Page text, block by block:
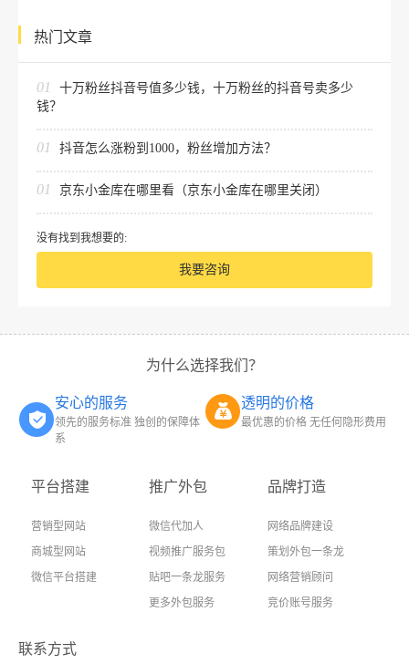
热门文章
01
十万粉丝抖音号值多少钱，十万粉丝的抖音号卖多少
钱？
01 抖音怎么涨粉到1000，粉丝增加方法？
01 京东小金库在哪里看（京东小金库在哪里关闭）
没有找到我想要的:
我要咨询
为什么选择我们？
安心的服务
领先的服务标准 独创的保障体
系
透明的价格
最优惠的价格 无任何隐形费用
平台搭建
营销型网站
商城型网站
微信平台搭建
推广外包
微信代加人
视频推广服务包
贴吧一条龙服务
更多外包服务
品牌打造
网络品牌建设
策划外包一条龙
网络营销顾问
竞价账号服务
联系方式